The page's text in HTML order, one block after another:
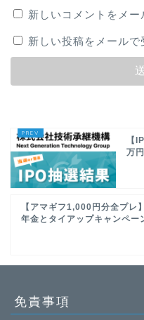
新しいコメントをメー
新しい投稿をメールで
【
万
【アマギフ1,000円分全プレ
年金とタイアップキャンペー
免責事項